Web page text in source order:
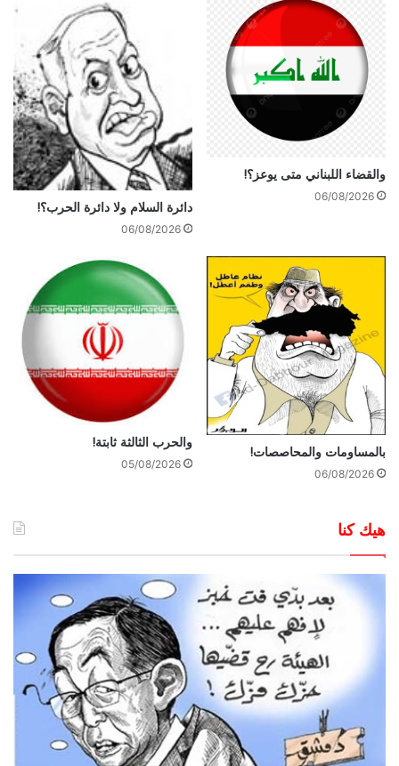
والقضاء اللبناني متى يوعز؟!
06/08/2026
دائرة السلام ولا دائرة الحرب؟!
06/08/2026
بالمساومات والمحاصصات!
06/08/2026
والحرب الثالثة ثابتة!
05/08/2026
هيك كنا